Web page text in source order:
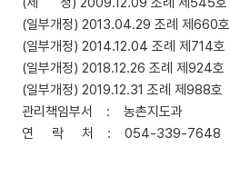
(일부개정) 2013.04.29 조례 제660호
(일부개정) 2014.12.04 조례 제714호
(일부개정) 2018.12.26 조례 제924호
(일부개정) 2019.12.31 조례 제988호
관리책임부서 : 농촌지도과
연 락 처 : 054-339-7648